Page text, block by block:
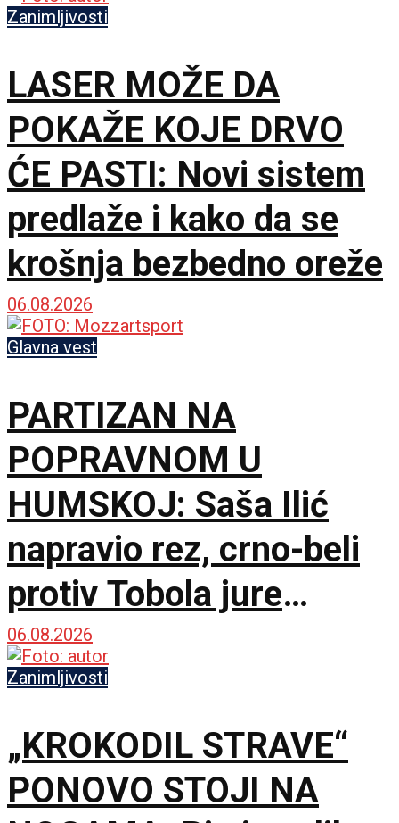
Zanimljivosti
LASER MOŽE DA
POKAŽE KOJE DRVO
ĆE PASTI: Novi sistem
predlaže i kako da se
krošnja bezbedno oreže
06.08.2026
Glavna vest
PARTIZAN NA
POPRAVNOM U
HUMSKOJ: Saša Ilić
napravio rez, crno-beli
protiv Tobola jure
750.000 evra i
španskog giganta!
06.08.2026
Zanimljivosti
„KROKODIL STRAVE“
PONOVO STOJI NA